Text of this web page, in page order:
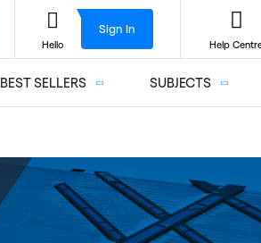
BEST SELLERS SUBJECTS
Hello
Sign In
Help